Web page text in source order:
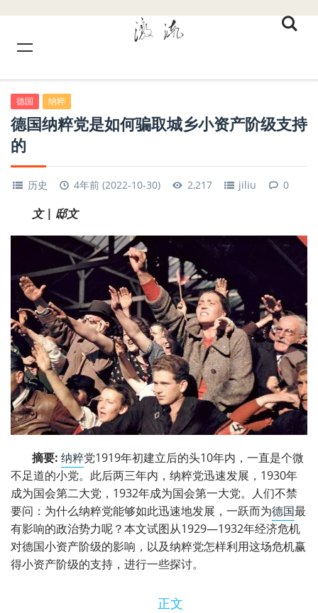
德国 纳粹
德国纳粹党是如何骗取城乡小资产阶级支持
的
历史 4年前 (2022-10-30) 2,217 jiliu 0
文 | 邸文
摘要: 纳粹党1919年初建立后的头10年内，一直是个微
不足道的小党。此后两三年内，纳粹党迅速发展，1930年
成为国会第二大党，1932年成为国会第一大党。人们不禁
要问：为什么纳粹党能够如此迅速地发展，一跃而为德国最
有影响的政治势力呢？本文试图从1929—1932年经济危机
对德国小资产阶级的影响，以及纳粹党怎样利用这场危机赢
得小资产阶级的支持，进行一些探讨。
正文